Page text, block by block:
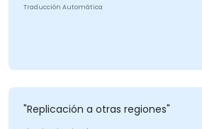
Traducción Automática
"Replicación a otras regiones"